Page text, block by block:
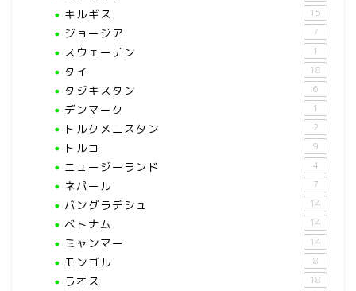
キルギス 15
ジョージア 7
スウェーデン 1
タイ 18
タジキスタン 6
デンマーク 1
トルクメニスタン 2
トルコ 9
ニュージーランド 4
ネパール 7
バングラデシュ 14
ベトナム 14
ミャンマー 14
モンゴル 8
ラオス 18